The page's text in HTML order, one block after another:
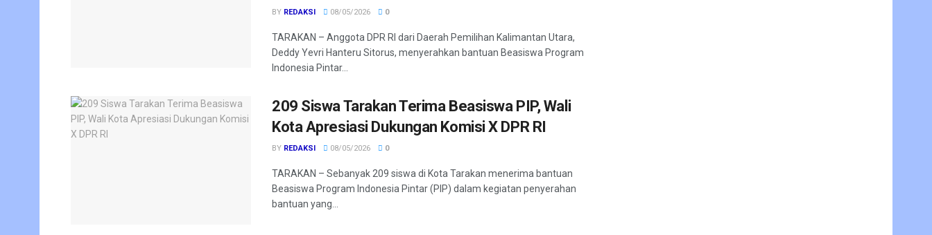
BY REDAKSI 08/05/2026 0
TARAKAN – Anggota DPR RI dari Daerah Pemilihan Kalimantan Utara,
Deddy Yevri Hanteru Sitorus, menyerahkan bantuan Beasiswa Program
Indonesia Pintar...
209 Siswa Tarakan Terima Beasiswa PIP, Wali
Kota Apresiasi Dukungan Komisi X DPR RI
BY REDAKSI 08/05/2026 0
TARAKAN – Sebanyak 209 siswa di Kota Tarakan menerima bantuan
Beasiswa Program Indonesia Pintar (PIP) dalam kegiatan penyerahan
bantuan yang...